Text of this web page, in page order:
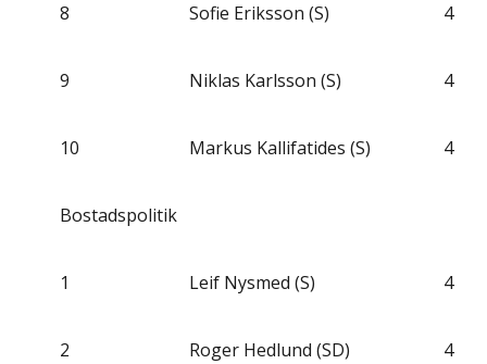
8 Sofie Eriksson (S) 4
9 Niklas Karlsson (S) 4
10 Markus Kallifatides (S) 4
Bostadspolitik
1 Leif Nysmed (S) 4
2 Roger Hedlund (SD) 4